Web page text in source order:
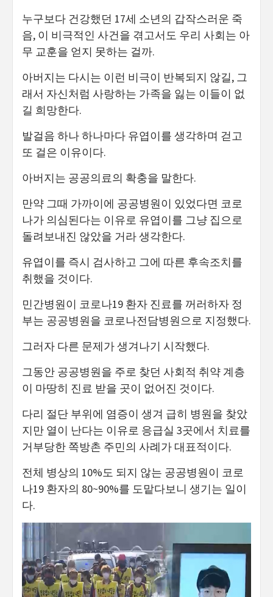
누구보다 건강했던 17세 소년의 갑작스러운 죽
음, 이 비극적인 사건을 겪고서도 우리 사회는 아
무 교훈을 얻지 못하는 걸까.
아버지는 다시는 이런 비극이 반복되지 않길, 그
래서 자신처럼 사랑하는 가족을 잃는 이들이 없
길 희망한다.
발걸음 하나 하나마다 유엽이를 생각하며 걷고
또 걸은 이유이다.
아버지는 공공의료의 확충을 말한다.
만약 그때 가까이에 공공병원이 있었다면 코로
나가 의심된다는 이유로 유엽이를 그냥 집으로
돌려보내진 않았을 거라 생각한다.
유엽이를 즉시 검사하고 그에 따른 후속조치를
취했을 것이다.
민간병원이 코로나19 환자 진료를 꺼러하자 정
부는 공공병원을 코로나전담병원으로 지정했다.
그러자 다른 문제가 생겨나기 시작했다.
그동안 공공병원을 주로 찾던 사회적 취약 계층
이 마땅히 진료 받을 곳이 없어진 것이다.
다리 절단 부위에 염증이 생겨 급히 병원을 찾았
지만 열이 난다는 이유로 응급실 3곳에서 치료를
거부당한 쪽방촌 주민의 사례가 대표적이다.
전체 병상의 10%도 되지 않는 공공병원이 코로
나19 환자의 80~90%를 도맡다보니 생기는 일이
다.